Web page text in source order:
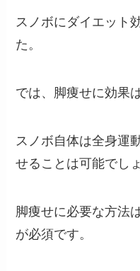
スノボにダイエット
た。
では、脚痩せに効果
スノボ自体は全身運
せることは可能でしょ
脚痩せに必要な方法
が必須です。